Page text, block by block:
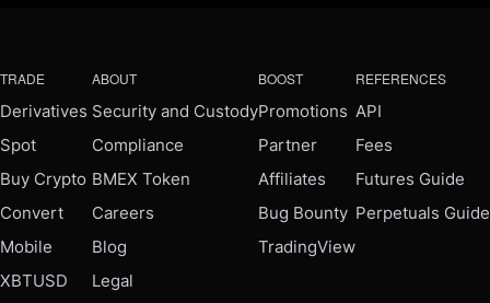
TRADE
Derivatives
Spot
Buy Crypto
Convert
Mobile
XBTUSD
ABOUT
Security and Custody
Compliance
BMEX Token
Careers
Blog
Legal
BOOST
Promotions
Partner
Affiliates
Bug Bounty
TradingView
REFERENCES
API
Fees
Futures Guide
Perpetuals Guide